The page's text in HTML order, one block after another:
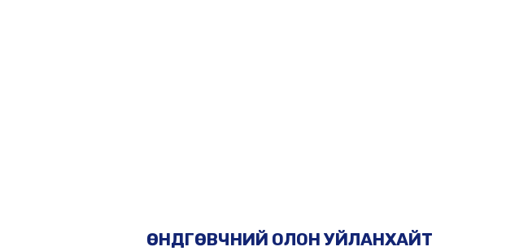
ӨНДГӨВЧНИЙ ОЛОН УЙЛАНХАЙТ